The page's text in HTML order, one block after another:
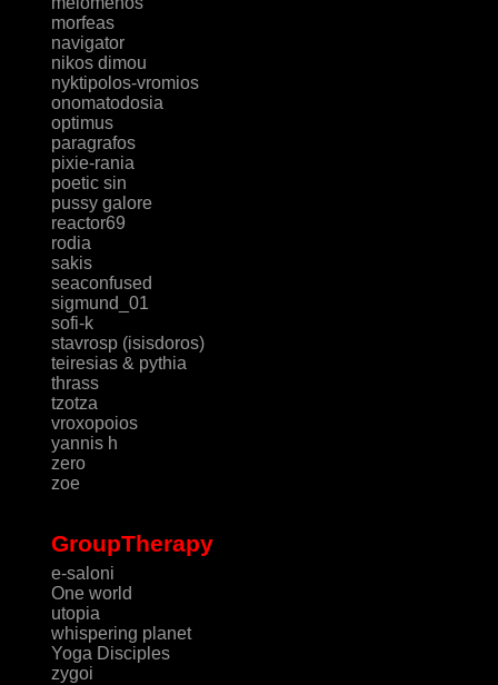
morfeas
navigator
nikos dimou
nyktipolos-vromios
onomatodosia
optimus
paragrafos
pixie-rania
poetic sin
pussy galore
reactor69
rodia
sakis
seaconfused
sigmund_01
sofi-k
stavrosp (isisdoros)
teiresias & pythia
thrass
tzotza
vroxopoios
yannis h
zero
zoe
GroupTherapy
e-saloni
One world
utopia
whispering planet
Yoga Disciples
zygoi